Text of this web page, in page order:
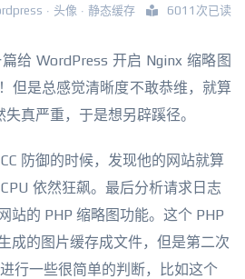
· 头像 · 静态缓存 6011次已读
给 WordPress 开启 Nginx 缩略图
但是总感觉清晰度不敢恭维，就算
真严重，于是想另辟蹊径。
防御的时候，发现他的网站就算
依然狂飙。最后分析请求日志
站的 PHP 缩略图功能。这个 PHP
成的图片缓存成文件，但是第二次
行一些很简单的判断，比如这个